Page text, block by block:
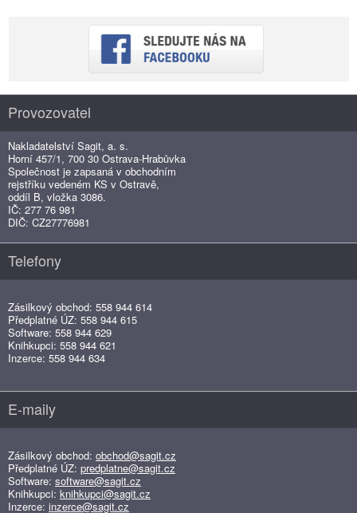
Provozovatel
Nakladatelství Sagit, a. s.
Horní 457/1, 700 30 Ostrava-Hrabůvka
Společnost je zapsaná v obchodním
rejstříku vedeném KS v Ostravě,
oddíl B, vložka 3086.
IČ: 277 76 981
DIČ: CZ27776981
Telefony
Zásilkový obchod: 558 944 614
Předplatné ÚZ: 558 944 615
Software: 558 944 629
Knihkupci: 558 944 621
Inzerce: 558 944 634
E-maily
Zásilkový obchod: obchod@sagit.cz
Předplatné ÚZ: predplatne@sagit.cz
Software: software@sagit.cz
Knihkupci: knihkupci@sagit.cz
Inzerce: inzerce@sagit.cz